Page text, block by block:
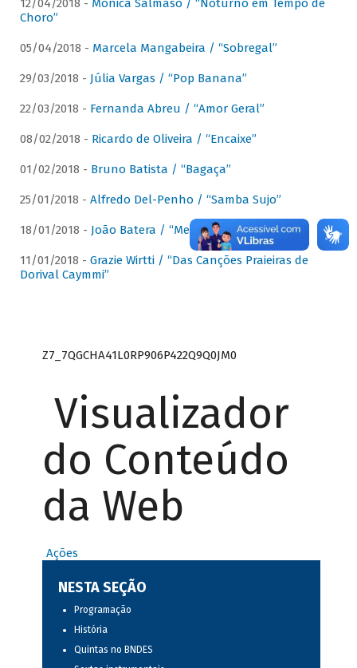
12/04/2018 - Mônica Salmaso / “Noturno em Tempo de
Choro”
05/04/2018 - Marcela Mangabeira / “Sobregal”
29/03/2018 - Júlia Vargas / “Pop Banana”
22/03/2018 - Fernanda Abreu / “Amor Geral”
08/02/2018 - Ricardo de Oliveira / “Encaixe”
01/02/2018 - Bruno Batista / “Bagaça”
25/01/2018 - Alfredo Del-Penho / “Samba Sujo”
18/01/2018 - João Batera / “Meu Pandeiro”
11/01/2018 - Grazie Wirtti / “Das Canções Praieiras de
Dorival Caymmi”
Z7_7QGCHA41L0RP906P422Q9Q0JM0
Visualizador
do Conteúdo
da Web
Ações
NESTA SEÇÃO
Programação
História
Quintas no BNDES